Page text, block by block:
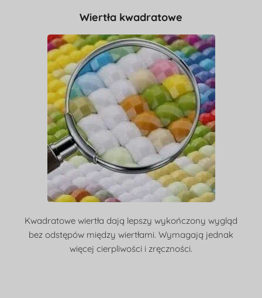
Wiertła kwadratowe
Kwadratowe wiertła dają lepszy wykończony wygląd
bez odstępów między wiertłami. Wymagają jednak
więcej cierpliwości i zręczności.